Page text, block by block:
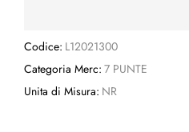
Codice: L12021300
Categoria Merc: 7 PUNTE
Unita di Misura: NR